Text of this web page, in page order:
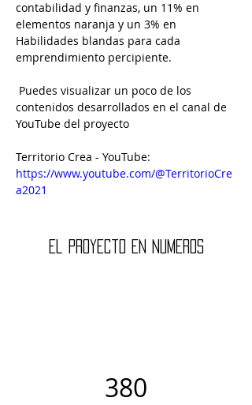
contabilidad y finanzas, un 11% en
elementos naranja y un 3% en
Habilidades blandas para cada
emprendimiento percipiente.
contenidos desarrollados en el canal de
YouTube del proyecto
Territorio Crea - YouTube:
https://www.youtube.com/@TerritorioCre
a2021
El proyecto en numeros
380